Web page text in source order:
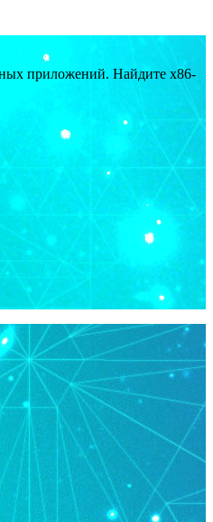
приложений. Найдите x86-